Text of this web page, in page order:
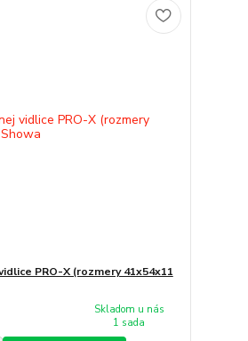
PRO-X (rozmery 41x54x11
Skladom u nás
1 sada